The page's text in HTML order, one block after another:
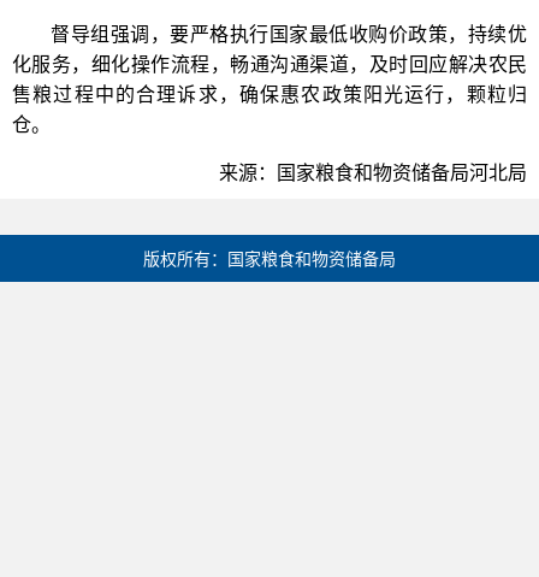
督导组强调，要严格执行国家最低收购价政策，持续优
化服务，细化操作流程，畅通沟通渠道，及时回应解决农民
售粮过程中的合理诉求，确保惠农政策阳光运行，颗粒归
仓。
来源：国家粮食和物资储备局河北局
版权所有：国家粮食和物资储备局